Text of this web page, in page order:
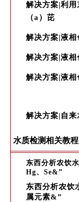
解决方案|利
（a）芘
解决方案|液
解决方案|液
解决方案|液
解决方案|自来
水质检测相关教程
东西分析农饮
Hg、Se&”
东西分析农饮
属元素&”